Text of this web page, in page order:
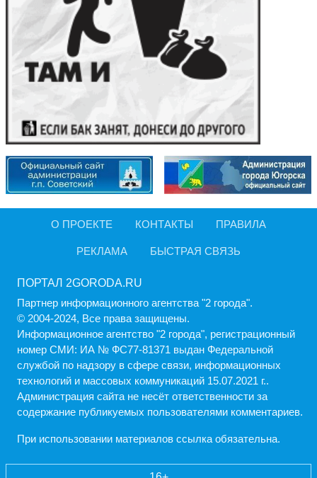
О ПРОЕКТЕ КОНТАКТЫ ПРАВИЛА
РЕКЛАМА БЫСТРАЯ СВЯЗЬ
ПОРТАЛ 2GORODA.RU
Партнер информационного агентства "2 города".
© 2004-2024, Все права защищены.
Информационное агентство "2 города", регистрационный
номер СМИ: ИА № ФС77-81371 выдан Федеральной
службой по надзору в сфере связи, информационных
технологий и массовых коммуникаций 15.07.2021 г..
Администрация cайта не несёт ответственности за
содержание публикуемых пользователями комментариев.
При использовании материалов ссылка обязательна.